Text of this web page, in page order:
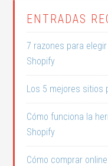
ENTRADAS
7 razones para
Shopify
Los 5 mejores sitios
Cómo funciona la
Shopify
Cómo comprar